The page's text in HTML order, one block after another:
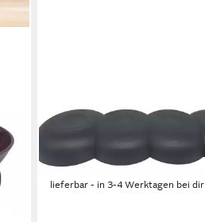
TUPPERWARE
24,90 €
lieferbar - in 3-4 Werktagen bei dir